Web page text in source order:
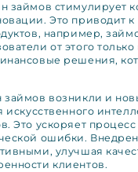
займов стимулирует
Это приводит
например,
от этого
решения,
возникли и
Это ускоряет
ошибки.
улучшая
клиентов.